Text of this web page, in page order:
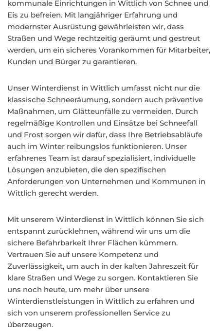
kommunale Einrichtungen in Wittlich von Schnee und
Eis zu befreien. Mit langjähriger Erfahrung und
modernster Ausrüstung gewährleisten wir, dass
Straßen und Wege rechtzeitig geräumt und gestreut
werden, um ein sicheres Vorankommen für Mitarbeiter,
Kunden und Bürger zu garantieren.
Unser Winterdienst in Wittlich umfasst nicht nur die
klassische Schneeräumung, sondern auch präventive
Maßnahmen, um Glätteunfälle zu vermeiden. Durch
regelmäßige Kontrollen und Einsätze bei Schneefall
und Frost sorgen wir dafür, dass Ihre Betriebsabläufe
auch im Winter reibungslos funktionieren. Unser
erfahrenes Team ist darauf spezialisiert, individuelle
Lösungen anzubieten, die den spezifischen
Anforderungen von Unternehmen und Kommunen in
Wittlich gerecht werden.
Mit unserem Winterdienst in Wittlich können Sie sich
entspannt zurücklehnen, während wir uns um die
sichere Befahrbarkeit Ihrer Flächen kümmern.
Vertrauen Sie auf unsere Kompetenz und
Zuverlässigkeit, um auch in der kalten Jahreszeit für
klare Straßen und Wege zu sorgen. Kontaktieren Sie
uns noch heute, um mehr über unsere
Winterdienstleistungen in Wittlich zu erfahren und
sich von unserem professionellen Service zu
überzeugen.